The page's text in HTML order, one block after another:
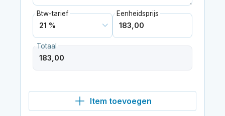
Btw-tarief Eenheidsprijs
Totaal
Item toevoegen